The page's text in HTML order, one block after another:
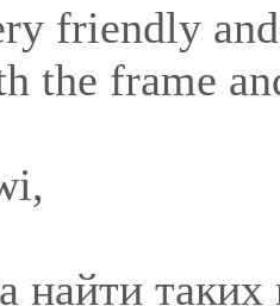
friendly
the frame
,
найти